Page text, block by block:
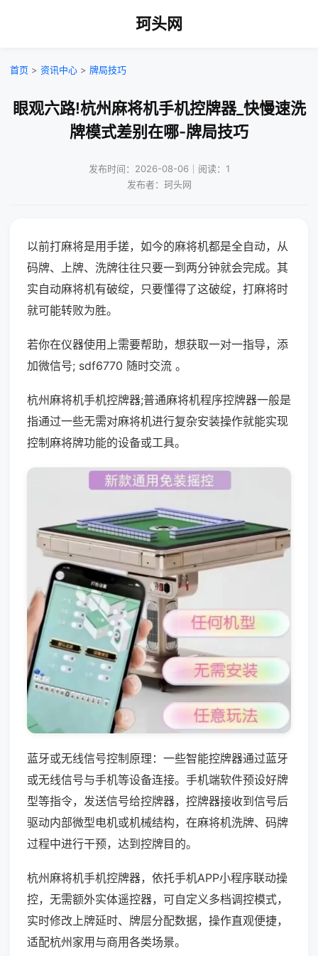
珂头网
首页 > 资讯中心 > 牌局技巧
眼观六路!杭州麻将机手机控牌器_快慢速洗
牌模式差别在哪-牌局技巧
发布时间：2026-08-06｜阅读：1
发布者：珂头网
以前打麻将是用手搓，如今的麻将机都是全自动，从
码牌、上牌、洗牌往往只要一到两分钟就会完成。其
实自动麻将机有破绽，只要懂得了这破绽，打麻将时
就可能转败为胜。
若你在仪器使用上需要帮助，想获取一对一指导，添
加微信号; sdf6770 随时交流 。
杭州麻将机手机控牌器;普通麻将机程序控牌器一般是
指通过一些无需对麻将机进行复杂安装操作就能实现
控制麻将牌功能的设备或工具。
蓝牙或无线信号控制原理：一些智能控牌器通过蓝牙
或无线信号与手机等设备连接。手机端软件预设好牌
型等指令，发送信号给控牌器，控牌器接收到信号后
驱动内部微型电机或机械结构，在麻将机洗牌、码牌
过程中进行干预，达到控牌目的。
杭州麻将机手机控牌器，依托手机APP小程序联动操
控，无需额外实体遥控器，可自定义多档调控模式，
实时修改上牌延时、牌层分配数据，操作直观便捷，
适配杭州家用与商用各类场景。